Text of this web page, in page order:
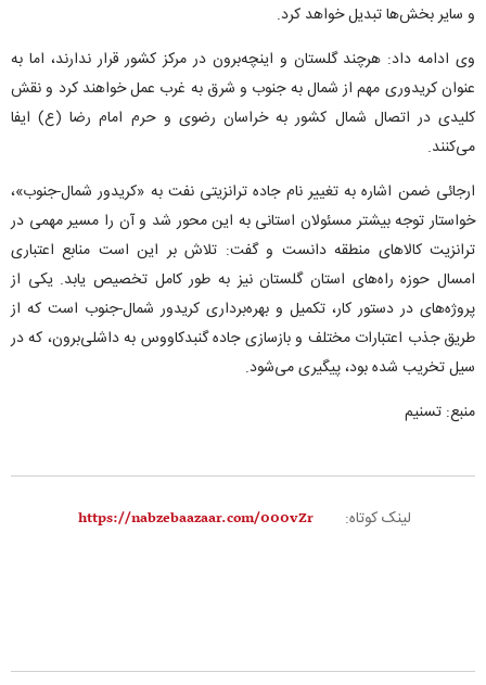
و سایر بخش‌ها تبدیل خواهد کرد.
وی ادامه داد: هرچند گلستان و اینچه‌برون در مرکز کشور قرار ندارند، اما به
عنوان کریدوری مهم از شمال به جنوب و شرق به غرب عمل خواهند کرد و نقش
کلیدی در اتصال شمال کشور به خراسان رضوی و حرم امام رضا (ع) ایفا
می‌کنند.
ارجائی ضمن اشاره به تغییر نام جاده ترانزیتی نفت به «کریدور شمال-جنوب»،
خواستار توجه بیشتر مسئولان استانی به این محور شد و آن را مسیر مهمی در
ترانزیت کالا‌های منطقه دانست و گفت: تلاش بر این است منابع اعتباری
امسال حوزه راه‌های استان گلستان نیز به طور کامل تخصیص یابد. یکی از
پروژه‌های در دستور کار، تکمیل و بهره‌برداری کریدور شمال-جنوب است که از
طریق جذب اعتبارات مختلف و بازسازی جاده گنبدکاووس به داشلی‌برون، که در
سیل تخریب شده بود، پیگیری می‌شود.
منبع: تسنیم
لینک کوتاه: